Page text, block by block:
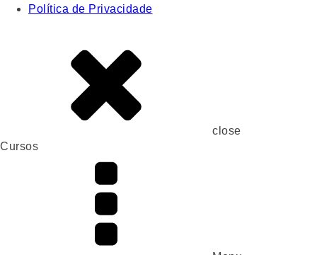
Política de Privacidade
close
Cursos